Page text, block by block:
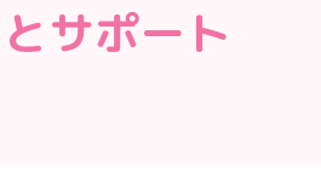
サポート